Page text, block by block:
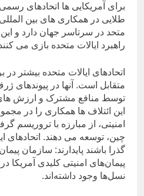
برای آمریکایی ها اتحادهای رسمی
طلایی در همکاری های بین
متحد در سرتاسر جهان دارد و
راهبرد ایالات متحده بازی می
اتحادهای ایالات متحده بیشتر در
متقابل است. آنها در پیوندهای
توسط منافع مشترک و ارزش های
این ائتلاف ها همکاری را در
امنیتی، از مبارزه با تروریسم
چین، توسعه می دهند. اتحادهای
گذرا باشند پایدارند: سازمان
پیمان‌های امنیتی کلیدی آمریکا
نسل‌ها وجود داشته‌اند.